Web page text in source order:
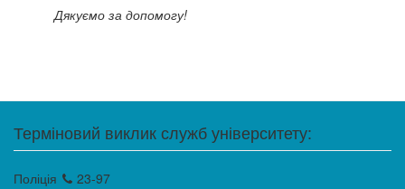
Дякуємо за допомогу!
Терміновий виклик служб університету:
Поліція
23-97